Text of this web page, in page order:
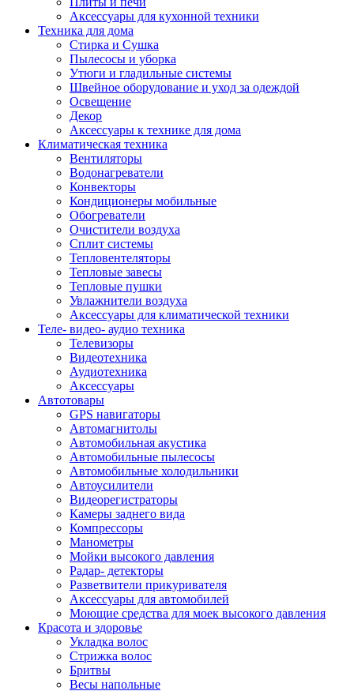
Аксессуары для кухонной техники
Техника для дома
Стирка и Сушка
Пылесосы и уборка
Утюги и гладильные системы
Швейное оборудование и уход за одеждой
Освещение
Декор
Аксессуары к технике для дома
Климатическая техника
Вентиляторы
Водонагреватели
Конвекторы
Кондиционеры мобильные
Обогреватели
Очистители воздуха
Сплит системы
Тепловентеляторы
Тепловые завесы
Тепловые пушки
Увлажнители воздуха
Аксессуары для климатической техники
Теле- видео- аудио техника
Телевизоры
Видеотехника
Аудиотехника
Аксессуары
Автотовары
GPS навигаторы
Автомагнитолы
Автомобильная акустика
Автомобильные пылесосы
Автомобильные холодильники
Автоусилители
Видеорегистраторы
Камеры заднего вида
Компрессоры
Манометры
Мойки высокого давления
Радар- детекторы
Разветвители прикуривателя
Аксессуары для автомобилей
Моющие средства для моек высокого давления
Красота и здоровье
Укладка волос
Стрижка волос
Бритвы
Весы напольные